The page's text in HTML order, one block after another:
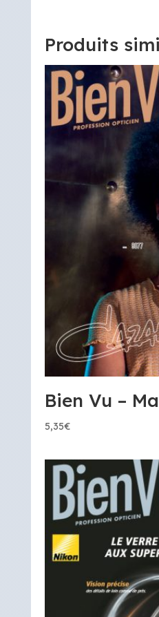
2023
Produits
Bien Vu –
5,35€